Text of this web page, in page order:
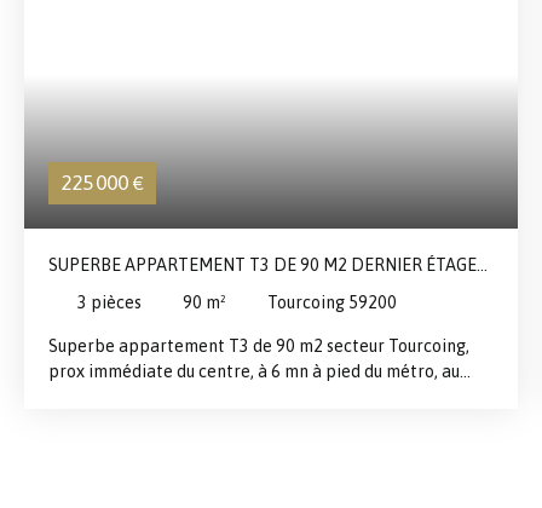
225 000 €
SUPERBE APPARTEMENT T3 DE 90 M2 DERNIER ÉTAGE
3 pièces 90 m² Tourcoing 59200
Superbe appartement T3 de 90 m2 secteur Tourcoing,
prox immédiate du centre, à 6 mn à pied du métro, au